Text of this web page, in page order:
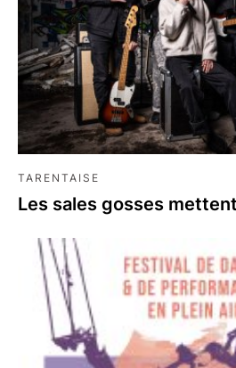
TARENTAISE
Les sales gosses